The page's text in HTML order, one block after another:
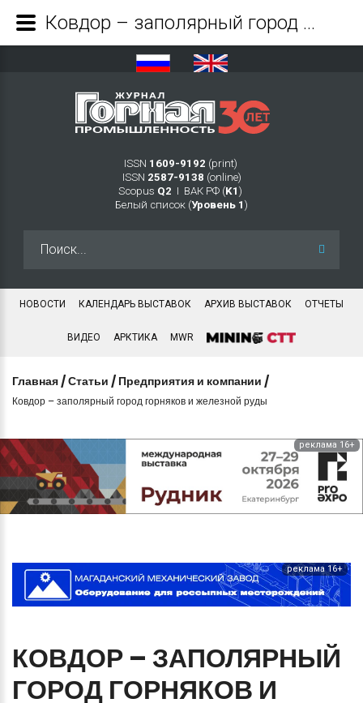
ISSN 1609-9192 (print)
ISSN 2587-9138 (online)
Scopus Q2 Ι ВАК РФ (K1 )
Белый список (Уровень 1 )
НОВОСТИ КАЛЕНДАРЬ ВЫСТАВОК АРХИВ ВЫСТАВОК ОТЧЕТЫ
ВИДЕО АРКТИКА MWR
Главная /Статьи / Предприятия и компании /
Ковдор – заполярный город горняков и железной руды⁠⁠
реклама 16+
реклама 16+
КОВДОР – ЗАПОЛЯРНЫЙ
ГОРОД ГОРНЯКОВ И
Ковдор – заполярный город горняков и железной руды⁠⁠ - Журнал Горная промышленность